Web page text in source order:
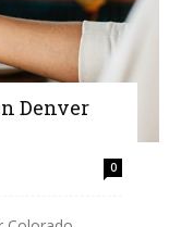
Denver
0